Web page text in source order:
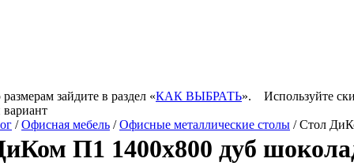
зайдите в раздел «КАК ВЫБРАТЬ».
Используйте
/Офисная мебель /Офисные металлические столы / Стол
П1 1400х800 дуб